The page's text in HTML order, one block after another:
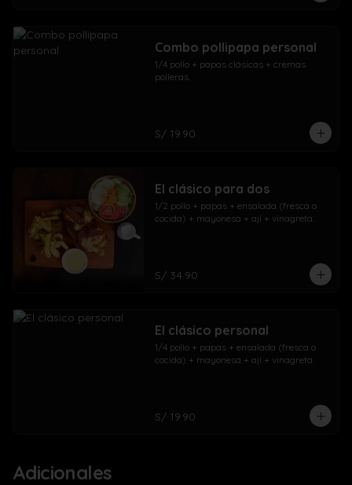
Combo pollipapa personal
1/4 pollo + papas clásicas + cremas
polleras.
S/ 19.90
El clásico para dos
1/2 pollo + papas + ensalada (fresca o
cocida) + mayonesa + ají + vinagreta.
S/ 34.90
El clásico personal
1/4 pollo + papas + ensalada (fresca o
cocida) + mayonesa + ají + vinagreta.
S/ 19.90
Adicionales